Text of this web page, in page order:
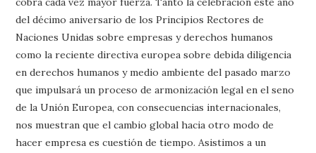
del décimo aniversario de los Principios Rectores de
Naciones Unidas sobre empresas y derechos humanos
como la reciente directiva europea sobre debida diligencia
en derechos humanos y medio ambiente del pasado marzo
que impulsará un proceso de armonización legal en el seno
de la Unión Europea, con consecuencias internacionales,
nos muestran que el cambio global hacia otro modo de
hacer empresa es cuestión de tiempo. Asistimos a un